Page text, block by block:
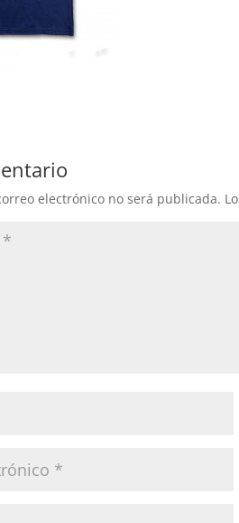
electrónico no será publicada.